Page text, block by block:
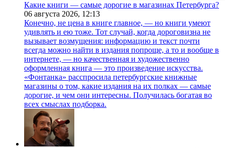
Какие книги — самые дорогие в магазинах Петербурга?
06 августа 2026, 12:13
Конечно, не цена в книге главное, — но книги умеют
удивлять и ею тоже. Тот случай, когда дороговизна не
вызывает возмущения: информацию и текст почти
всегда можно найти в издания попроще, а то и вообще в
интернете, — но качественная и художественно
оформленная книга — это произведение искусства.
«Фонтанка» расспросила петербургские книжные
магазины о том, какие издания на их полках — самые
дорогие, и чем они интересны. Получилась богатая во
всех смыслах подборка.